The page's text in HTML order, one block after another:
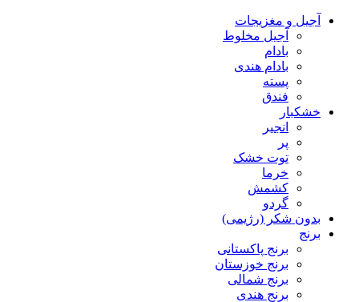
آجیل و مغزیجات
آجیل مخلوط
بادام
بادام هندی
پسته
فندق
خشکبار
انجیر
پر
توت خشک
خرما
کشمش
گردو
بدون شکر (رژیمی)
برنج
برنج پاکستانی
برنج خوزستان
برنج شمالی
برنج هندی